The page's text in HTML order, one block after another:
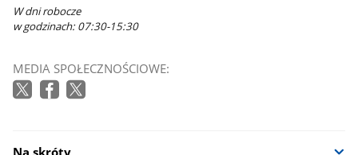
W dni robocze
w godzinach: 07:30-15:30
MEDIA SPOŁECZNOŚCIOWE:
Na skróty